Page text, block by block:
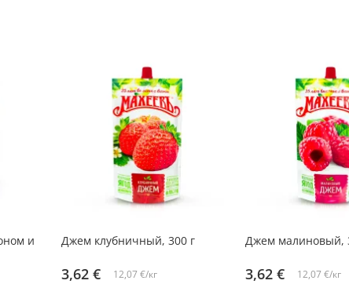
и
Джем клубничный, 300 г
3,62 € 12,07 €/кг
Джем малиновый,
3,62 € 12,07 €/кг